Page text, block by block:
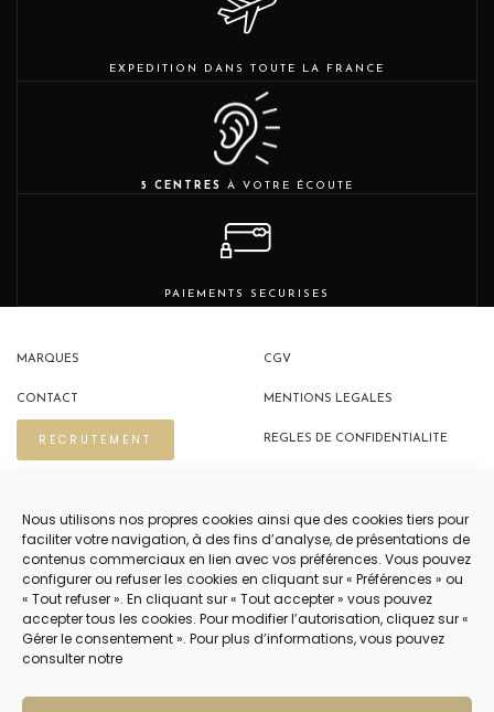
Nous utilisons nos propres cookies ainsi que des cookies tiers pour
faciliter votre navigation, à des fins d’analyse, de présentations de
contenus commerciaux en lien avec vos préférences. Vous pouvez
configurer ou refuser les cookies en cliquant sur « Préférences » ou
« Tout refuser ». En cliquant sur « Tout accepter » vous pouvez
accepter tous les cookies. Pour modifier l’autorisation, cliquez sur «
Gérer le consentement ». Pour plus d’informations, vous pouvez
consulter notre
EXPEDITION DANS TOUTE LA FRANCE
5 CENTRES À VOTRE ÉCOUTE
PAIEMENTS SECURISES
MARQUES
CONTACT
RECRUTEMENT
CGV
MENTIONS LEGALES
REGLES DE CONFIDENTIALITE
NOUS CONTACTER
04 22 54 75 02
NOTRE SERVICE CLIENT EST OUVERT DU LUNDI AU VENDREDI DE 9H À 12H